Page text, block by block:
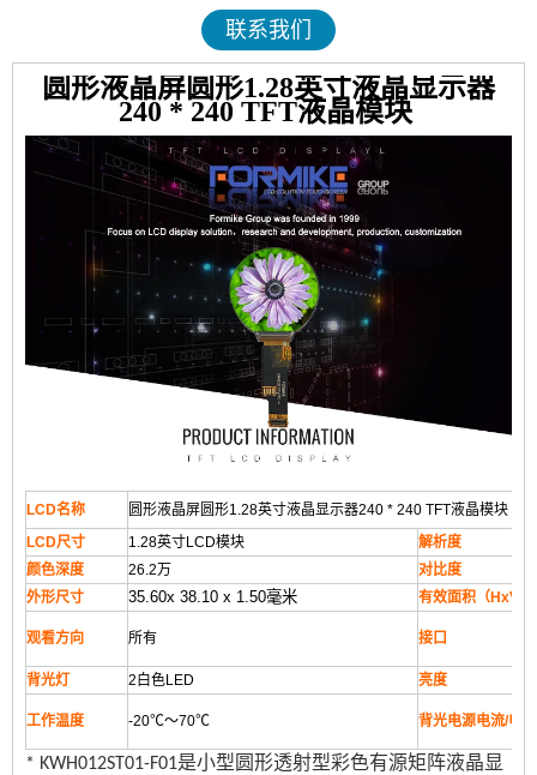
联系我们
圆形液晶屏圆形1.28英寸液晶显示器
240 * 240 TFT液晶模块
LCD名称
圆形液晶屏圆形1.28英寸液晶显示器240 * 240 TFT液晶模块
LCD尺寸
1.28英寸LCD模块
解析度
颜色深度
26.2万
对比度
外形尺寸
35.60x 38.10 x 1.50毫米 有效面积（HxV
观看方向 所有 接口
背光灯 2白色LED 亮度
工作温度 -20℃〜70℃ 背光电源电流/电压
* KWH012ST01-F01是小型圆形透射型彩色有源矩阵液晶显